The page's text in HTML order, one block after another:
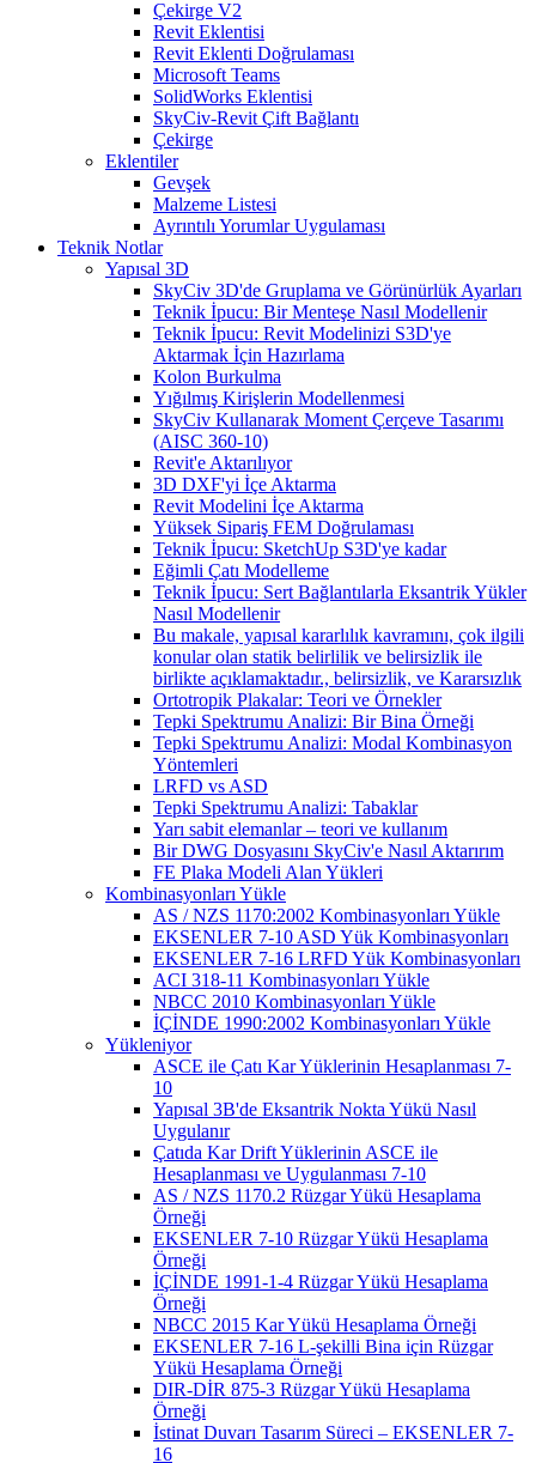
Çekirge V2
Revit Eklentisi
Revit Eklenti Doğrulaması
Microsoft Teams
SolidWorks Eklentisi
SkyCiv-Revit Çift Bağlantı
Çekirge
Eklentiler
Gevşek
Malzeme Listesi
Ayrıntılı Yorumlar Uygulaması
Teknik Notlar
Yapısal 3D
SkyCiv 3D'de Gruplama ve Görünürlük Ayarları
Teknik İpucu: Bir Menteşe Nasıl Modellenir
Teknik İpucu: Revit Modelinizi S3D'ye
Aktarmak İçin Hazırlama
Kolon Burkulma
Yığılmış Kirişlerin Modellenmesi
SkyCiv Kullanarak Moment Çerçeve Tasarımı
(AISC 360-10)
Revit'e Aktarılıyor
3D DXF'yi İçe Aktarma
Revit Modelini İçe Aktarma
Yüksek Sipariş FEM Doğrulaması
Teknik İpucu: SketchUp S3D'ye kadar
Eğimli Çatı Modelleme
Teknik İpucu: Sert Bağlantılarla Eksantrik Yükler
Nasıl Modellenir
Bu makale, yapısal kararlılık kavramını, çok ilgili
konular olan statik belirlilik ve belirsizlik ile
birlikte açıklamaktadır., belirsizlik, ve Kararsızlık
Ortotropik Plakalar: Teori ve Örnekler
Tepki Spektrumu Analizi: Bir Bina Örneği
Tepki Spektrumu Analizi: Modal Kombinasyon
Yöntemleri
LRFD vs ASD
Tepki Spektrumu Analizi: Tabaklar
Yarı sabit elemanlar – teori ve kullanım
Bir DWG Dosyasını SkyCiv'e Nasıl Aktarırım
FE Plaka Modeli Alan Yükleri
Kombinasyonları Yükle
AS / NZS 1170:2002 Kombinasyonları Yükle
EKSENLER 7-10 ASD Yük Kombinasyonları
EKSENLER 7-16 LRFD Yük Kombinasyonları
ACI 318-11 Kombinasyonları Yükle
NBCC 2010 Kombinasyonları Yükle
İÇİNDE 1990:2002 Kombinasyonları Yükle
Yükleniyor
ASCE ile Çatı Kar Yüklerinin Hesaplanması 7-
10
Yapısal 3B'de Eksantrik Nokta Yükü Nasıl
Uygulanır
Çatıda Kar Drift Yüklerinin ASCE ile
Hesaplanması ve Uygulanması 7-10
AS / NZS 1170.2 Rüzgar Yükü Hesaplama
Örneği
EKSENLER 7-10 Rüzgar Yükü Hesaplama
Örneği
İÇİNDE 1991-1-4 Rüzgar Yükü Hesaplama
Örneği
NBCC 2015 Kar Yükü Hesaplama Örneği
EKSENLER 7-16 L-şekilli Bina için Rüzgar
Yükü Hesaplama Örneği
DIR-DİR 875-3 Rüzgar Yükü Hesaplama
Örneği
İstinat Duvarı Tasarım Süreci – EKSENLER 7-
16